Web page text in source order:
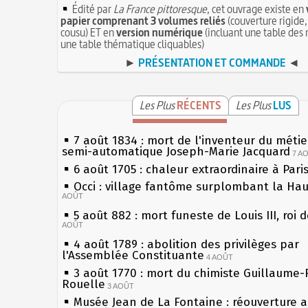
Édité parLa France pittoresque, cet ouvrage existe en
papier comprenant 3 volumes reliés(couverture
cousu) ET enversion numérique(incluant une table des
une table thématique cliquables)
► PRÉSENTATION ET COMMANDE ◄
Les PlusRÉCENTS Les PlusLUS
7 août 1834 : mort de l'inventeur du
semi-automatique Joseph-Marie Jacquard 7
6 août 1705 : chaleur extraordinaire à Paris
Occi : village fantôme surplombant la
AOÛT
5 août 882 : mort funeste de Louis III, roi
AOÛT
4 août 1789 : abolition des privilèges par
l'Assemblée Constituante 4 AOÛT
3 août 1770 : mort du chimiste Guillaume-
Rouelle 3 AOÛT
Musée Jean de La Fontaine : réouverture